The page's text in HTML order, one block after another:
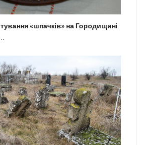
«шпачків» на Городищині